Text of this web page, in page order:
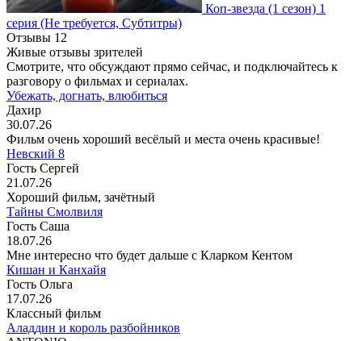
Коп-звезда (1 сезон) 1
серия (Не требуется, Субтитры)
Отзывы 12
Живые отзывы зрителей
Смотрите, что обсуждают прямо сейчас, и подключайтесь к
разговору о фильмах и сериалах.
Убежать, догнать, влюбиться
Дахир
30.07.26
Фильм очень хороший весёлый и места очень красивые!
Невский 8
Гость Сергей
21.07.26
Хороший фильм, зачётный
Тайны Смолвиля
Гость Саша
18.07.26
Мне интересно что будет дальше с Кларком Кентом
Кишан и Канхайя
Гость Ольга
17.07.26
Классный фильм
Аладдин и король разбойников